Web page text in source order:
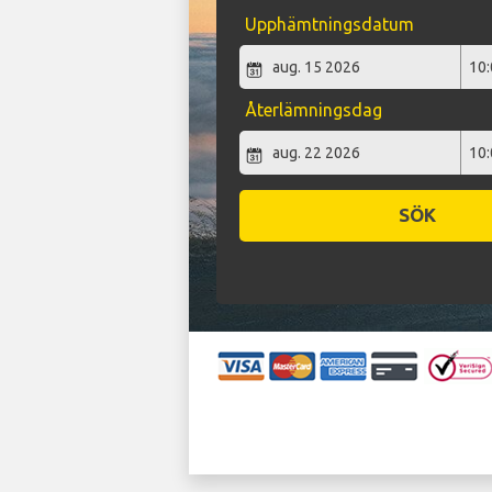
Upphämtningsdatum
Återlämningsdag
SÖK